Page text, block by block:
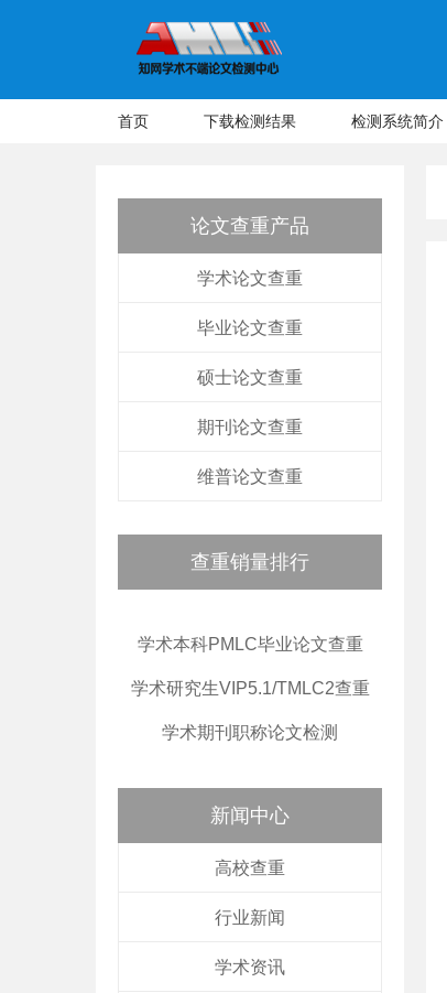
首页 下载检测结果 检测系统简介
论文查重产品
学术论文查重
毕业论文查重
硕士论文查重
期刊论文查重
维普论文查重
查重销量排行
学术本科PMLC毕业论文查重
学术研究生VIP5.1/TMLC2查重
学术期刊职称论文检测
新闻中心
高校查重
行业新闻
学术资讯